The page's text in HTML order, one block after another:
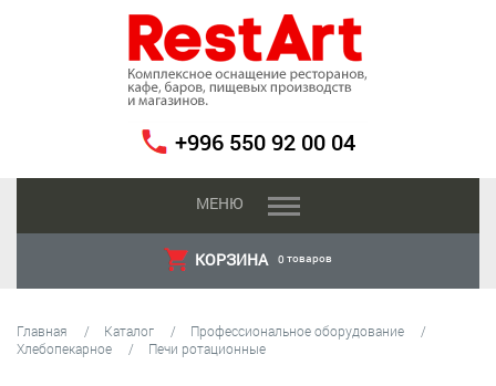
+996 550 92 00 04
МЕНЮ
КОРЗИНА 0 товаров
Главная Каталог
Профессиональное оборудование
Хлебопекарное
Печи ротационные